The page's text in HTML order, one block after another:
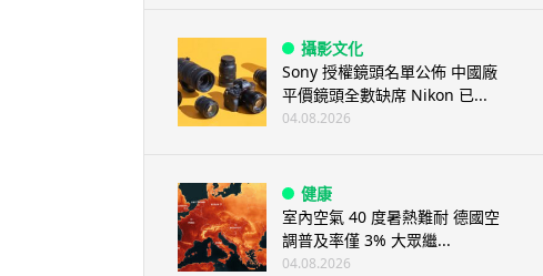
攝影文化
Sony 授權鏡頭名單公佈 中國廠
平價鏡頭全數缺席 Nikon 已...
04.08.2026
健康
室內空氣 40 度暑熱難耐 德國空
調普及率僅 3% 大眾繼...
04.08.2026